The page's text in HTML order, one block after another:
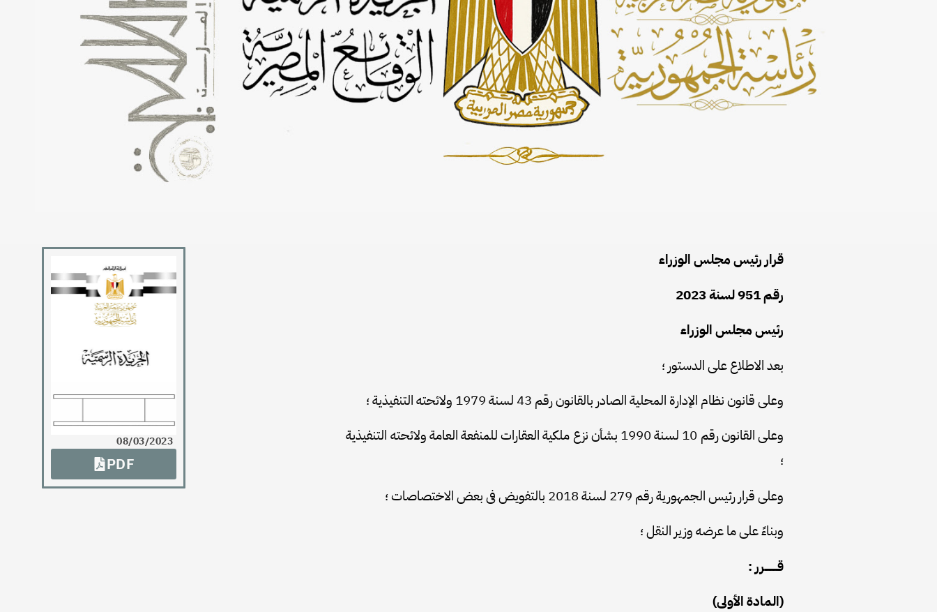
قرار رئيس مجلس الوزراء
رقم 951 لسنة 2023
رئيس مجلس الوزراء
بعد الاطلاع على الدستور ؛
وعلى قانون نظام الإدارة المحلية الصادر بالقانون رقم 43 لسنة 1979 ولائحته التنفيذية ؛
وعلى القانون رقم 10 لسنة 1990 بشأن نزع ملكية العقارات للمنفعة العامة ولائحته التنفيذية
؛
وعلى قرار رئيس الجمهورية رقم 279 لسنة 2018 بالتفويض فى بعض الاختصاصات ؛
وبناءً على ما عرضه وزير النقل ؛
قـــــــــرر :
(المادة الأولى)
08/03/2023
PDF